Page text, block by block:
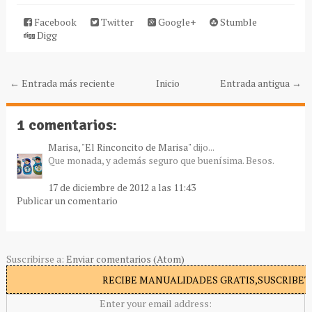
Facebook Twitter Google+
Stumble
Digg
← Entrada más reciente Entrada antigua →
Inicio
1 comentarios:
Marisa, "El Rinconcito de Marisa"dijo...
Que monada, y además seguro que buenísima. Besos.
17 de diciembre de 2012 a las 11:43
Publicar un comentario
Suscribirse a: Enviar comentarios (Atom)
RECIBE MANUALIDADES
Enter your email address: